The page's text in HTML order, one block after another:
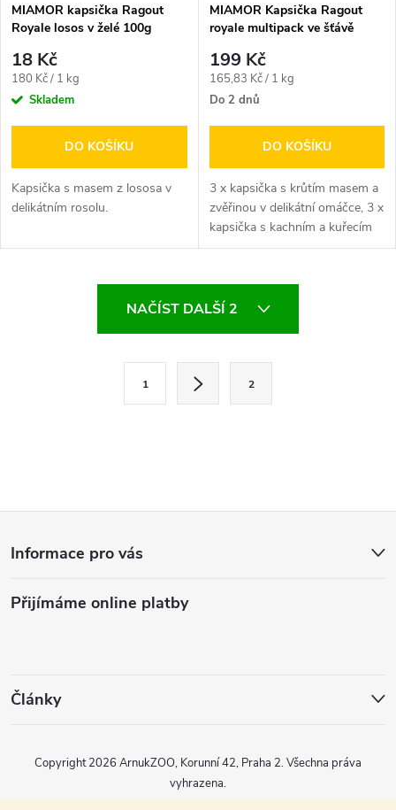
MIAMOR kapsička Ragout
Royale losos v želé 100g
18 Kč
Měrná
cena:
180 Kč / 1 kg
Skladem
DO KOŠÍKU
Kapsička s masem z lososa v
delikátním rosolu.
MIAMOR Kapsička Ragout
royale multipack ve šťávě
199 Kč
Měrná
cena:
165,83 Kč / 1 kg
Do 2 dnů
DO KOŠÍKU
3 x kapsička s krůtím masem a
zvěřinou v delikátní omáčce, 3 x
kapsička s kachním a kuřecím
masem v delikátní omáčce,...
c
í
r
k
NAČÍST DALŠÍ 2
v
n
1 2
p
Informace pro vás
Přijímáme online platby
Články
Copyright 2026 ArnukZOO, Korunní 42, Praha 2. Všechna práva
vyhrazena.